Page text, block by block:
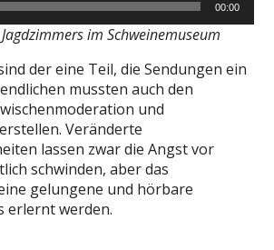
00:00
im Schweinemuseum
der eine Teil, die Sendungen ein
mussten auch den
und
Veränderte
lassen zwar die Angst vor
schwinden, aber das
gelungene und hörbare
erlernt werden.